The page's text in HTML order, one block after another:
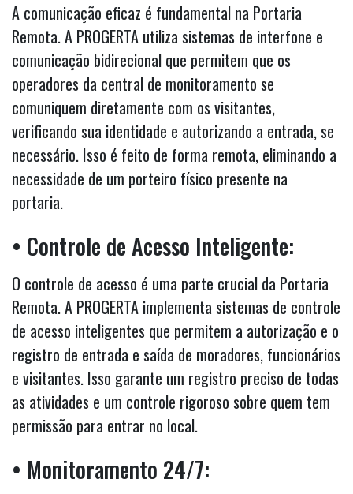
A comunicação eficaz é fundamental na Portaria
Remota. A PROGERTA utiliza sistemas de interfone e
comunicação bidirecional que permitem que os
operadores da central de monitoramento se
comuniquem diretamente com os visitantes,
verificando sua identidade e autorizando a entrada, se
necessário. Isso é feito de forma remota, eliminando a
necessidade de um porteiro físico presente na
portaria.
• Controle de Acesso Inteligente:
O controle de acesso é uma parte crucial da Portaria
Remota. A PROGERTA implementa sistemas de controle
de acesso inteligentes que permitem a autorização e o
registro de entrada e saída de moradores, funcionários
e visitantes. Isso garante um registro preciso de todas
as atividades e um controle rigoroso sobre quem tem
permissão para entrar no local.
• Monitoramento 24/7: